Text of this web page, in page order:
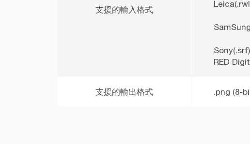
支援的輸入格式
RED
支援的輸出格式 .png (8-